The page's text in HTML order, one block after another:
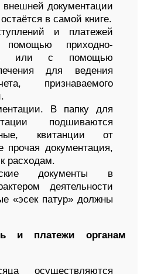
внешней документации
в самой книге.
и платежей
помощью приходно-
или с помощью
для ведения
признаваемого
В папку для
подшиваются
квитанции от
прочая документация,
расходам.
документы в
деятельности
«эсек патур» должны
и платежи органам
осуществляются